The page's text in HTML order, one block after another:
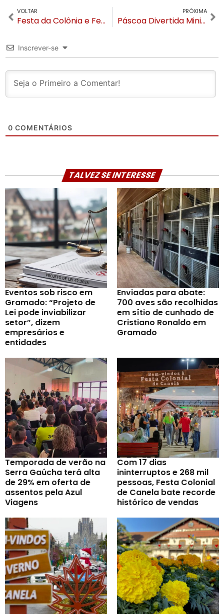
VOLTAR
Festa da Colônia e Feira Feito em Gramado acontecem de 30 de abril a 18 de maio de 2025
PRÓXIMA
Páscoa Divertida Mini Mundo terá programação especial até 20 de abril
Inscrever-se
0 COMENTÁRIOS
TALVEZ SE INTERESSE
Eventos sob risco em
Gramado: “Projeto de
Lei pode inviabilizar
setor”, dizem
empresários e
entidades
Enviadas para abate:
700 aves são recolhidas
em sítio de cunhado de
Cristiano Ronaldo em
Gramado
Temporada de verão na
Serra Gaúcha terá alta
de 29% em oferta de
assentos pela Azul
Viagens
Com 17 dias
ininterruptos e 268 mil
pessoas, Festa Colonial
de Canela bate recorde
histórico de vendas